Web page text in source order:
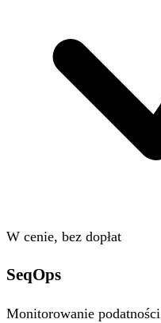
W cenie, bez dopłat
SeqOps
Monitorowanie podatności